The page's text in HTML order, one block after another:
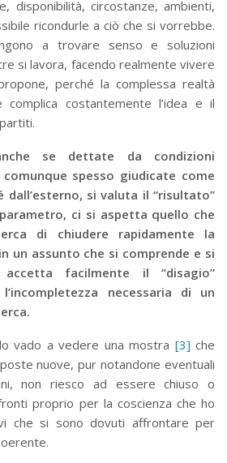
disponibilità, circostanze, ambienti,
ricondurle a ciò che si vorrebbe.
a trovare senso e soluzioni
si lavora, facendo realmente vivere
perché la complessa realtà
costantemente l’idea e il
se dettate da condizioni
spesso giudicate come
si valuta il “risultato”
ci si aspetta quello che
di chiudere rapidamente la
un assunto che si comprende e si
facilmente il “disagio”
necessaria di un
vado a vedere una mostra [3] che
nuove, pur notandone eventuali
non riesco ad essere chiuso o
proprio per la coscienza che ho
che si sono dovuti affrontare per